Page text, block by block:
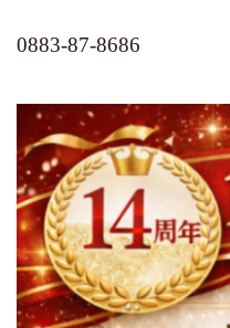
0883-87-8686